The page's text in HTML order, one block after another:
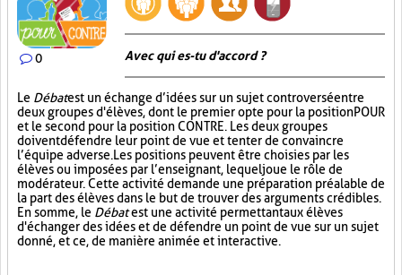
0 Avec qui es-tu d'accord ?
Le Débatest un échange d’idées sur un sujet controversé entre
deux groupes d'élèves, dont le premier opte pour la position POUR
et le second pour la position CONTRE. Les deux groupes
doivent défendre leur point de vue et tenter de convaincre
l’équipe adverse. Les positions peuvent être choisies par les
élèves ou imposées par l’enseignant, lequel joue le rôle de
modérateur. Cette activité demande une préparation préalable de
la part des élèves dans le but de trouver des arguments crédibles.
En somme, le Débatest une activité permettant aux élèves
d'échanger des idées et de défendre un point de vue sur un sujet
donné, et ce, de manière animée et interactive.